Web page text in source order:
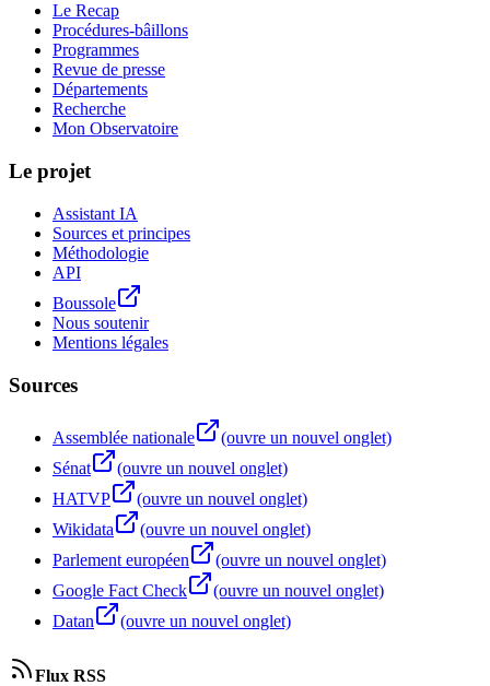
Le Recap
Procédures-bâillons
Programmes
Revue de presse
Départements
Recherche
Mon Observatoire
Le projet
Assistant IA
Sources et principes
Méthodologie
API
Boussole
Nous soutenir
Mentions légales
Sources
Assemblée nationale
(ouvre un nouvel onglet)
Sénat
(ouvre un nouvel onglet)
HATVP
(ouvre un nouvel onglet)
Wikidata
(ouvre un nouvel onglet)
Parlement européen
(ouvre un nouvel onglet)
Google Fact Check
(ouvre un nouvel onglet)
Datan
(ouvre un nouvel onglet)
Flux RSS